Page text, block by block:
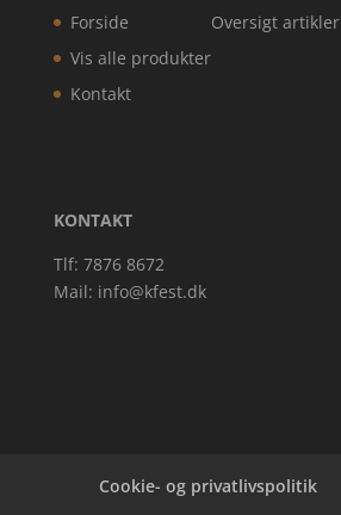
Forside
Vis alle produkter
Kontakt
Oversigt artikler
KONTAKT
Tlf: 7876 8672
Mail: info@kfest.dk
Cookie- og privatlivspolitik